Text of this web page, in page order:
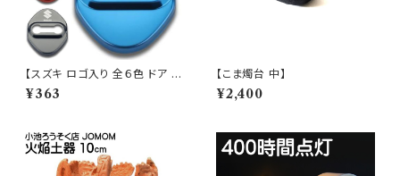
【スズキ ロゴ入り 全６色 ドア ス
トライカー カバー】
¥363
【こま燭台 中】
¥2,400